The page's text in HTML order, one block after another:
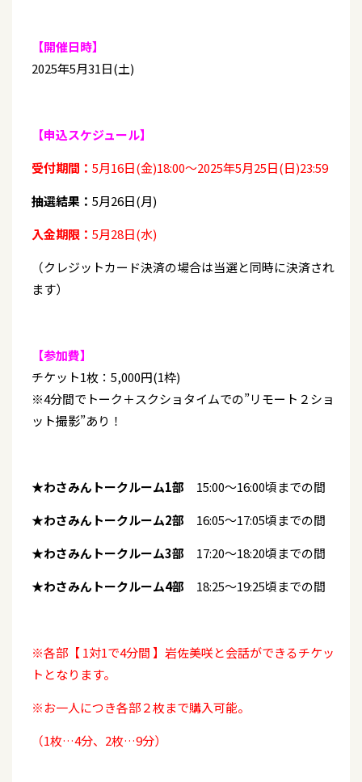
【開催日時】
2025年5月31日(土)
【申込スケジュール】
受付期間： 5月16日(金)18:00～2025年5月25日(日)23:59
抽選結果： 5月26日(月)
入金期限： 5月28日(水)
（クレジットカード決済の場合は当選と同時に決済され
ます）
【参加費】
チケット1枚：5,000円(1枠)
※4分間でトーク＋スクショタイムでの”リモート２ショ
ット撮影”あり！
★わさみんトークルーム1部 15:00～16:00頃までの間
★わさみんトークルーム2部 16:05～17:05頃までの間
★わさみんトークルーム3部 17:20～18:20頃までの間
★わさみんトークルーム4部 18:25～19:25頃までの間
※各部【 1対1で4分間 】岩佐美咲と会話ができるチケッ
トとなります。
※お一人につき各部２枚まで購入可能。
（1枚…4分、2枚…9分）